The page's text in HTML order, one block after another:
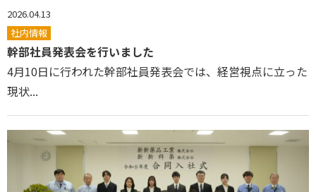
2026.04.13
社内情報
幹部社員発表会を行いました
4月10日に行われた幹部社員発表会では、経営視点に立った
現状...